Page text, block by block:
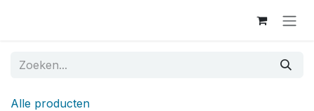
Alle producten